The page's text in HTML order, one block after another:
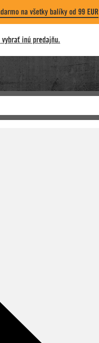
na všetky balíky od 99 EUR
vybrať inú predajňu.